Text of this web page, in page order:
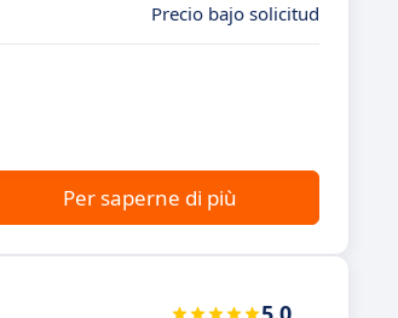
Precio bajo solicitud
Per saperne di più